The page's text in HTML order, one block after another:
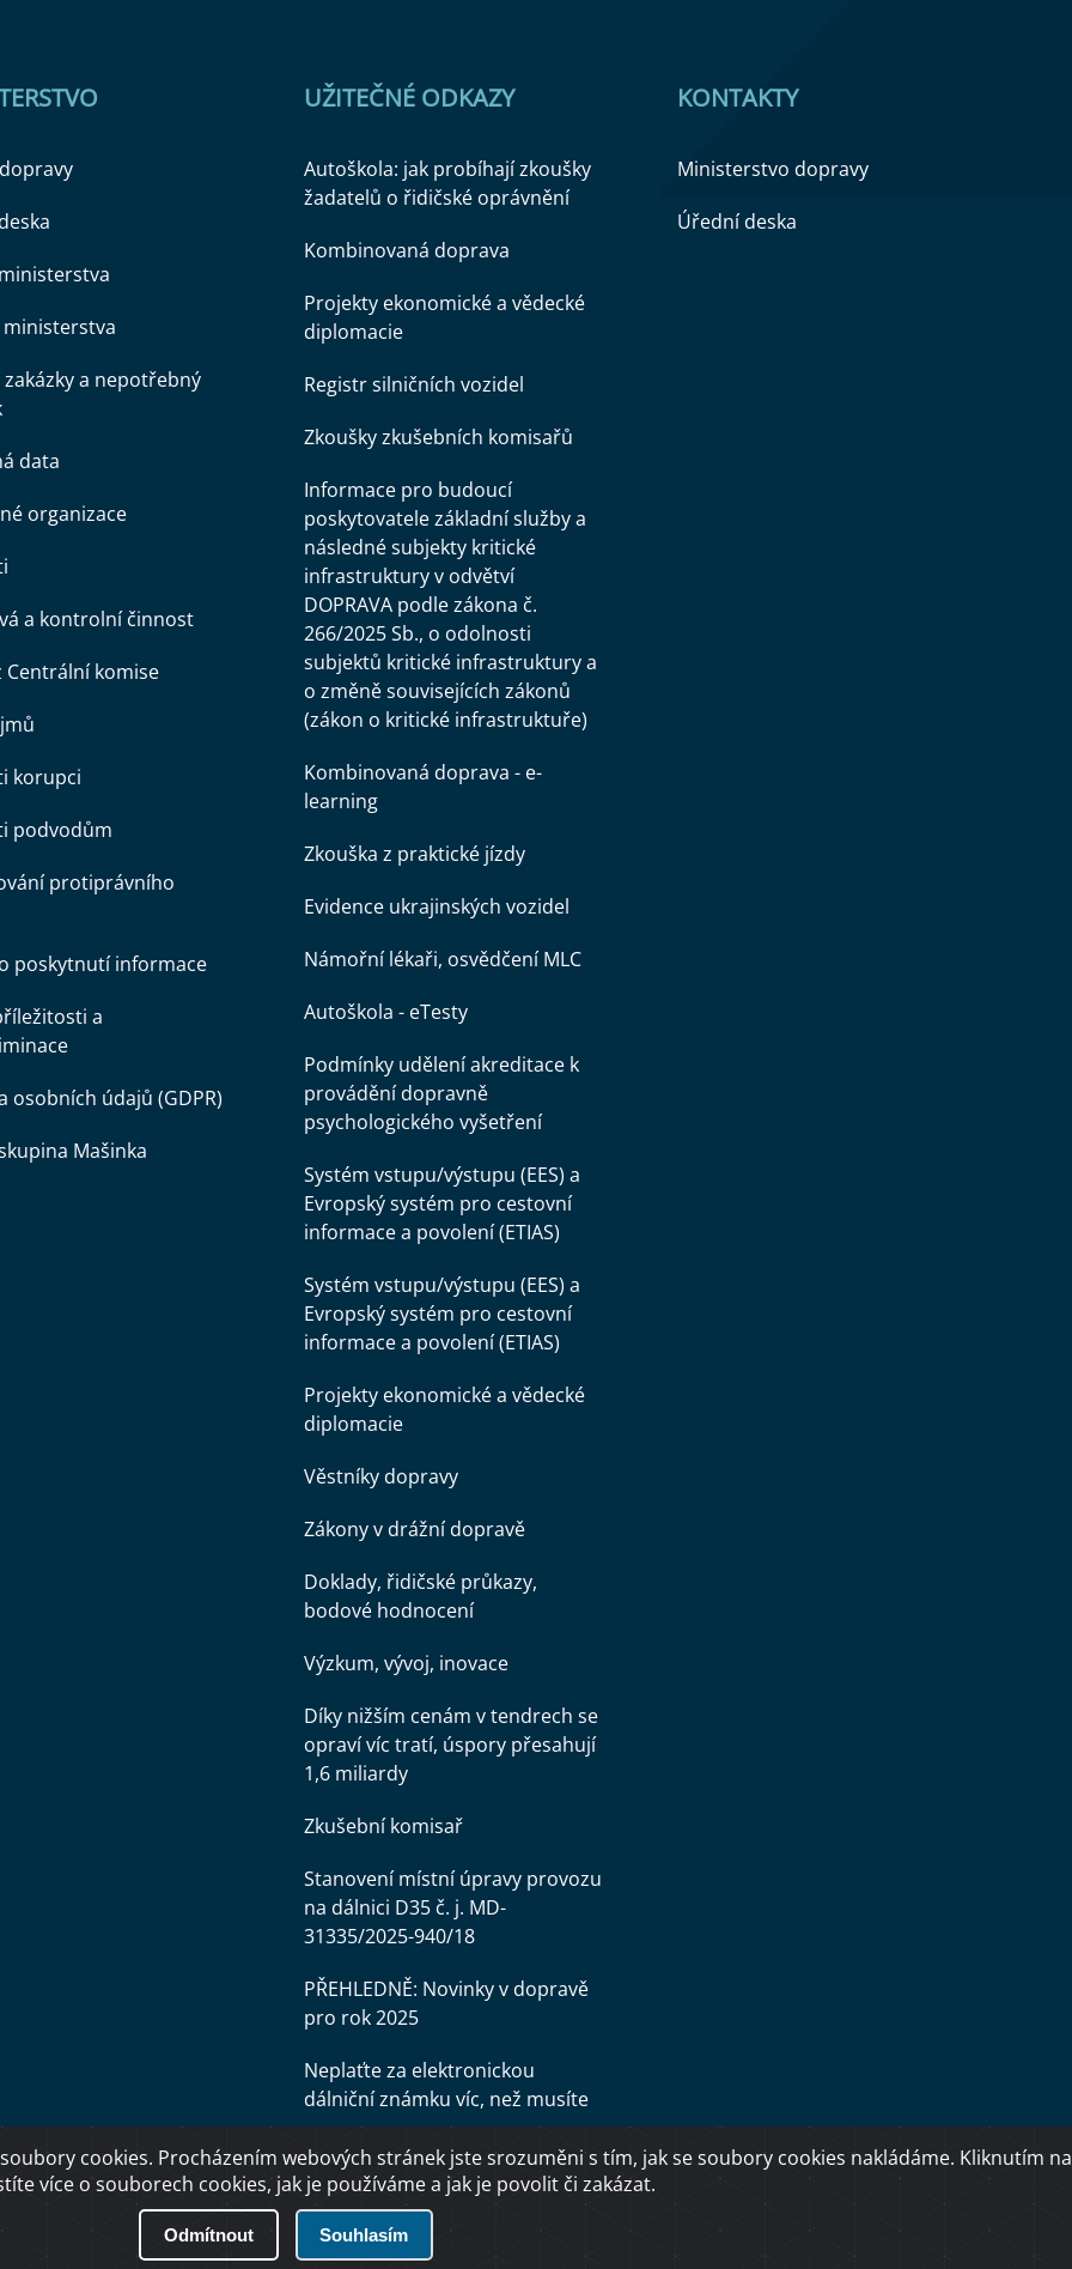
a nepotřebný
data
organizace
a kontrolní činnost
Centrální komise
korupci
podvodům
protiprávního
poskytnutí informace
a
osobních údajů (GDPR)
Mašinka
UŽITEČNÉ ODKAZY
Autoškola: jak probíhají zkoušky
žadatelů o řidičské oprávnění
Kombinovaná doprava
Projekty ekonomické a vědecké
diplomacie
Registr silničních vozidel
Zkoušky zkušebních komisařů
Informace pro budoucí
poskytovatele základní služby a
následné subjekty kritické
infrastruktury v odvětví
DOPRAVA podle zákona č.
266/2025 Sb., o odolnosti
subjektů kritické infrastruktury a
o změně souvisejících zákonů
(zákon o kritické infrastruktuře)
Kombinovaná doprava - e-
learning
Zkouška z praktické jízdy
Evidence ukrajinských vozidel
Námořní lékaři, osvědčení MLC
Autoškola - eTesty
Podmínky udělení akreditace k
provádění dopravně
psychologického vyšetření
Systém vstupu/výstupu (EES) a
Evropský systém pro cestovní
informace a povolení (ETIAS)
Systém vstupu/výstupu (EES) a
Evropský systém pro cestovní
informace a povolení (ETIAS)
Projekty ekonomické a vědecké
diplomacie
Věstníky dopravy
Zákony v drážní dopravě
Doklady, řidičské průkazy,
bodové hodnocení
Výzkum, vývoj, inovace
Díky nižším cenám v tendrech se
opraví víc tratí, úspory přesahují
1,6 miliardy
Zkušební komisař
Stanovení místní úpravy provozu
na dálnici D35 č. j. MD-
31335/2025-940/18
PŘEHLEDNĚ: Novinky v dopravě
pro rok 2025
Neplaťte za elektronickou
dálniční známku víc, než musíte
KONTAKTY
Ministerstvo dopravy
Úřední deska
Copyright © 2026 Ministerstvo dopravy ČR
cookies. Procházením webových stránek jste srozuměni s tím, jak se soubory cookies nakládáme. Kliknutím na
více o souborech cookies, jak je používáme a jak je povolit či zakázat.
Odmítnout Souhlasím